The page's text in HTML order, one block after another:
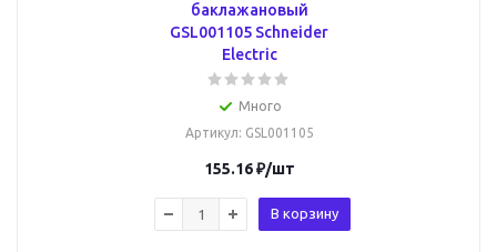
баклажановый
GSL001105 Schneider
Electric
Много
Артикул: GSL001105
155.16₽/шт
В корзину